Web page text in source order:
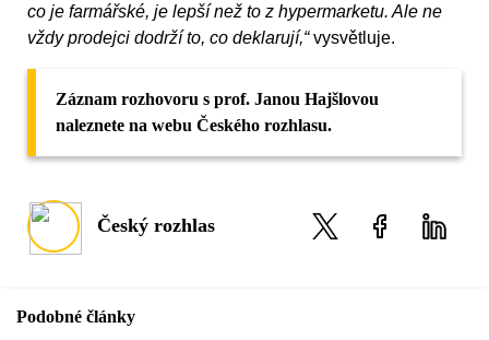
co je farmářské, je lepší než to z hypermarketu. Ale ne
vždy prodejci dodrží to, co deklarují,“vysvětluje.
Záznam rozhovoru s prof. Janou Hajšlovou
naleznete na webu Českého rozhlasu.
Český rozhlas
Podobné články